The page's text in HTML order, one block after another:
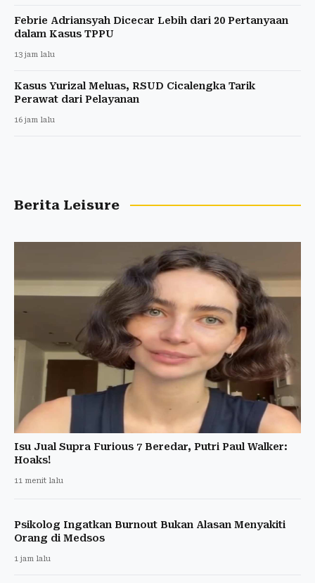
Febrie Adriansyah Dicecar Lebih dari 20 Pertanyaan
dalam Kasus TPPU
13 jam lalu
Kasus Yurizal Meluas, RSUD Cicalengka Tarik
Perawat dari Pelayanan
16 jam lalu
Berita Leisure
Isu Jual Supra Furious 7 Beredar, Putri Paul Walker:
Hoaks!
11 menit lalu
Psikolog Ingatkan Burnout Bukan Alasan Menyakiti
Orang di Medsos
1 jam lalu